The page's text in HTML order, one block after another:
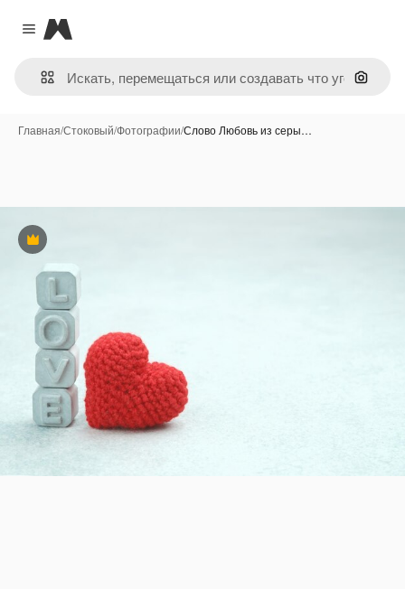
Close menu
Magnific
Поиск
Главная/Стоковый/Фотографии/Слово Любовь из серы…
Премиум